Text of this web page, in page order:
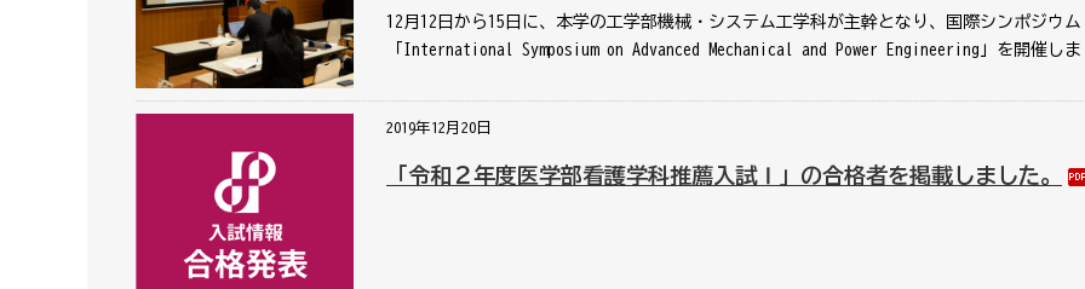
12月12日から15日に、本学の工学部機械・システム工学科が主幹となり、国際シンポジウム
「International Symposium on Advanced Mechanical and Power Engineering」を開催し
2019年12月20日
「令和２年度医学部看護学科推薦入試Ⅰ」の合格者を掲載しました。